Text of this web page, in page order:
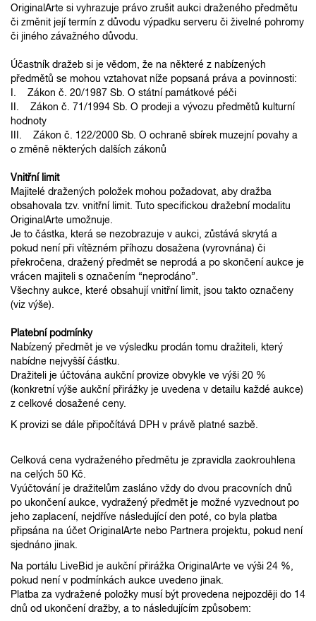
OriginalArte si vyhrazuje právo zrušit aukci draženého předmětu
či změnit její termín z důvodu výpadku serveru či živelné pohromy
či jiného závažného důvodu.
Účastník dražeb si je vědom, že na některé z nabízených
předmětů se mohou vztahovat níže popsaná práva a povinnosti:
I. Zákon č. 20/1987 Sb. O státní památkové péči
II. Zákon č. 71/1994 Sb. O prodeji a vývozu předmětů kulturní
hodnoty
III. Zákon č. 122/2000 Sb. O ochraně sbírek muzejní povahy a
o změně některých dalších zákonů
Vnitřní limit
Majitelé dražených položek mohou požadovat, aby dražba
obsahovala tzv. vnitřní limit. Tuto specifickou dražební modalitu
OriginalArte umožnuje.
Je to částka, která se nezobrazuje v aukci, zůstává skrytá a
pokud není při vítězném příhozu dosažena (vyrovnána) či
překročena, dražený předmět se neprodá a po skončení aukce je
vrácen majiteli s označením “neprodáno”.
Všechny aukce, které obsahují vnitřní limit, jsou takto označeny
(viz výše).
Platební podmínky
Nabízený předmět je ve výsledku prodán tomu dražiteli, který
nabídne nejvyšší částku.
Dražiteli je účtována aukční provize obvykle ve výši 20 %
(konkretní výše aukční přirážky je uvedena v detailu každé aukce)
z celkové dosažené ceny.
K provizi se dále připočítává DPH v právě platné sazbě.
Celková cena vydraženého předmětu je zpravidla zaokrouhlena
na celých 50 Kč.
Vyúčtování je dražitelům zasláno vždy do dvou pracovních dnů
po ukončení aukce, vydražený předmět je možné vyzvednout po
jeho zaplacení, nejdříve následující den poté, co byla platba
připsána na účet OriginalArte nebo Partnera projektu, pokud není
sjednáno jinak.
Na portálu LiveBid je aukční přirážka OriginalArte ve výši 24 %,
pokud není v podmínkách aukce uvedeno jinak.
Platba za vydražené položky musí být provedena nejpozději do 14
dnů od ukončení dražby, a to následujícím způsobem: